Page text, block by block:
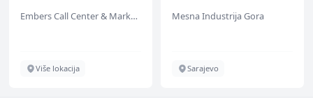
Embers Call Center & Marketing
Više lokacija
Mesna Industrija Gora
Sarajevo